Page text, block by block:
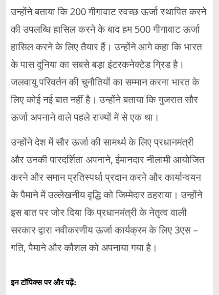
उन्होंने बताया कि 200 गीगावाट स्वच्छ ऊर्जा स्थापित करने
की उपलब्धि हासिल करने के बाद हम 500 गीगावाट ऊर्जा
हासिल करने के लिए तैयार हैं। उन्होंने आगे कहा कि भारत
के पास दुनिया का सबसे बड़ा इंटरकनेक्टेड ग्रिड है।
जलवायु परिवर्तन की चुनौतियों का सम्मान करना भारत के
लिए कोई नई बात नहीं है। उन्होंने बताया कि गुजरात सौर
ऊर्जा अपनाने वाले पहले राज्यों में से एक था।
उन्होंने देश में सौर ऊर्जा की सामर्थ्य के लिए प्रधानमंत्री
और उनकी पारदर्शिता अपनाने, ईमानदार नीलामी आयोजित
करने और समान प्रतिस्पर्धा प्रदान करने और कार्यान्वयन
के पैमाने में उल्लेखनीय वृद्धि को जिम्मेदार ठहराया। उन्होंने
इस बात पर जोर दिया कि प्रधानमंत्री के नेतृत्व वाली
सरकार द्वारा नवीकरणीय ऊर्जा कार्यक्रम के लिए 3एस –
गति, पैमाने और कौशल को अपनाया गया है।
इन टॉपिक्स पर और पढ़ें: